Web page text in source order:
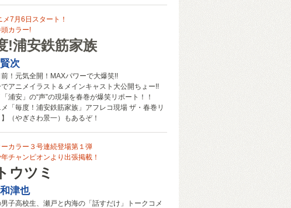
メ7月6日スタート！
カラー!
!浦安鉄筋家族
次
！元気全開！MAXパワーで大爆笑!!
でアニメイラスト＆メインキャスト大公開ちょー!!
浦安」の“声”の現場を春巻が爆笑リポート！！
メ「毎度！浦安鉄筋家族」アフレコ現場 ザ・春巻リ
（やぎさわ景一）もあるぞ！
カラー３号連続登場第１弾
チャンピオンより出張掲載！
ウツミ
津也
子高校生、瀬戸と内海の「話すだけ」トークコメ